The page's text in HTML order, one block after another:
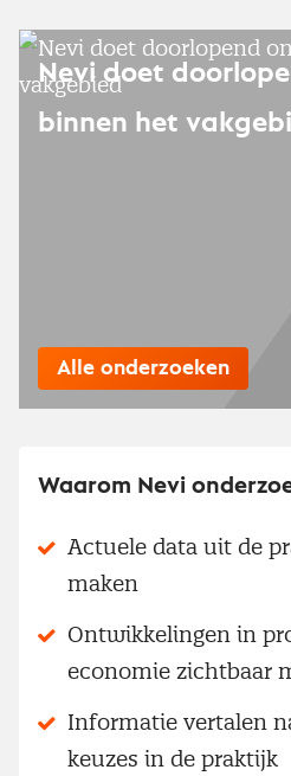
Nevi doet
binnen het
Alle onderzoeken
Waarom Nevi
Actuele data uit de
maken
Ontwikkelingen in
economie zichtbaar
Informatie vertalen
keuzes in de praktijk